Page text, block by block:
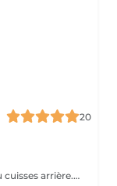
20
20min par zone - Exemple : Cuisses avant ou cuisses arrière. Soin Raffermissant pour le relâchement cutané ou la cellulite légère. L'effet est immédiat et évolutif sous 48h. Nous vous conseillons de faire ce soin en commençant par une cure de 6 séances et par la suite sous forme d'entretien uniquement.